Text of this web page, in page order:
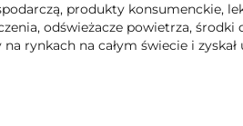
produkty konsumenckie,
odświeżacze powietrza, środki
rynkach na całym świecie i zyskał